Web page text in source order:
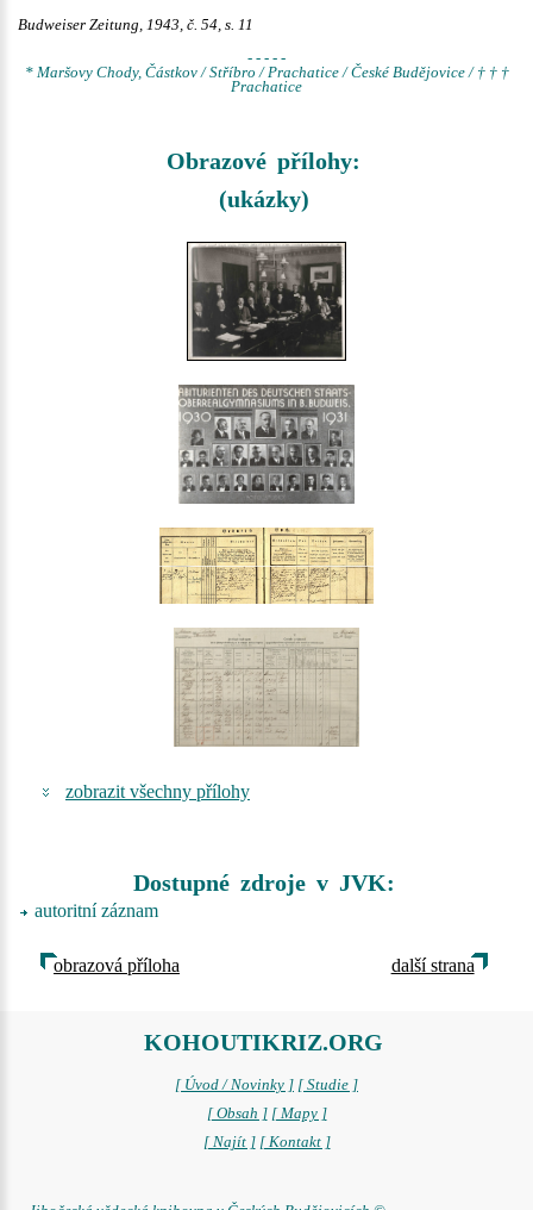
Budweiser Zeitung, 1943, č. 54, s. 11
- - - - -
* Maršovy Chody, Částkov / Stříbro / Prachatice / České Budějovice / † † †
Prachatice
Obrazové přílohy:
(ukázky)
zobrazit všechny přílohy
Dostupné zdroje v JVK:
autoritní záznam
obrazová příloha další strana
KOHOUTIKRIZ.ORG
[ Úvod / Novinky ] [ Studie ]
[ Obsah ] [ Mapy ]
[ Najít ] [ Kontakt ]